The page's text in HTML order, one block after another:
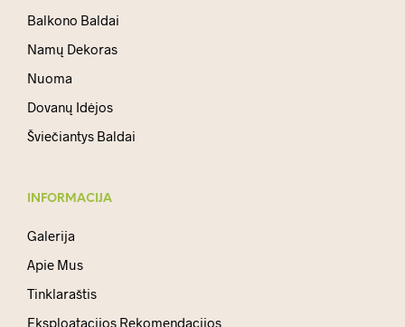
Balkono Baldai
Namų Dekoras
Nuoma
Dovanų Idėjos
Šviečiantys Baldai
INFORMACIJA
Galerija
Apie Mus
Tinklaraštis
Eksploatacijos Rekomendacijos